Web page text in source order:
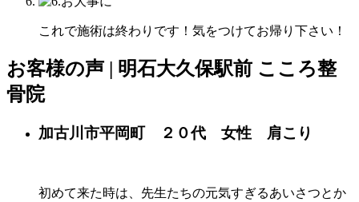
これで施術は終わりです！気をつけてお帰り下さい！
お客様の声 | 明石大久保駅前 こころ整
骨院
加古川市平岡町 ２０代 女性 肩こり
初めて来た時は、先生たちの元気すぎるあいさつとか